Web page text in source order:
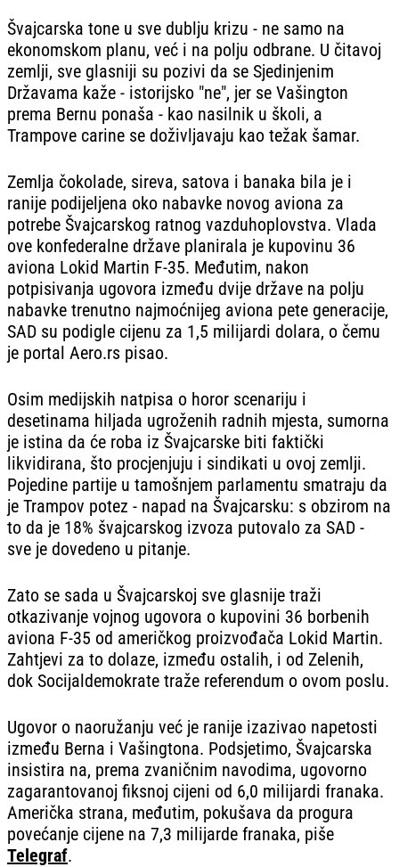
Švajcarska tone u sve dublju krizu - ne samo na
ekonomskom planu, već i na polju odbrane. U čitavoj
zemlji, sve glasniji su pozivi da se Sjedinjenim
Državama kaže - istorijsko "ne", jer se Vašington
prema Bernu ponaša - kao nasilnik u školi, a
Trampove carine se doživljavaju kao težak šamar.
Zemlja čokolade, sireva, satova i banaka bila je i
ranije podijeljena oko nabavke novog aviona za
potrebe Švajcarskog ratnog vazduhoplovstva. Vlada
ove konfederalne države planirala je kupovinu 36
aviona Lokid Martin F-35. Međutim, nakon
potpisivanja ugovora između dvije države na polju
nabavke trenutno najmoćnijeg aviona pete generacije,
SAD su podigle cijenu za 1,5 milijardi dolara, o čemu
je portal Aero.rs pisao.
Osim medijskih natpisa o horor scenariju i
desetinama hiljada ugroženih radnih mjesta, sumorna
je istina da će roba iz Švajcarske biti faktički
likvidirana, što procjenjuju i sindikati u ovoj zemlji.
Pojedine partije u tamošnjem parlamentu smatraju da
je Trampov potez - napad na Švajcarsku: s obzirom na
to da je 18% švajcarskog izvoza putovalo za SAD -
sve je dovedeno u pitanje.
Zato se sada u Švajcarskoj sve glasnije traži
otkazivanje vojnog ugovora o kupovini 36 borbenih
aviona F-35 od američkog proizvođača Lokid Martin.
Zahtjevi za to dolaze, između ostalih, i od Zelenih,
dok Socijaldemokrate traže referendum o ovom poslu.
Ugovor o naoružanju već je ranije izazivao napetosti
između Berna i Vašingtona. Podsjetimo, Švajcarska
insistira na, prema zvaničnim navodima, ugovorno
zagarantovanoj fiksnoj cijeni od 6,0 milijardi franaka.
Američka strana, međutim, pokušava da progura
povećanje cijene na 7,3 milijarde franaka, piše
Telegraf.